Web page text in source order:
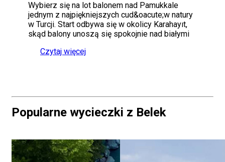
Wybierz się na lot balonem nad Pamukkale
jednym z najpiękniejszych cud&oacute;w natury
w Turcji. Start odbywa się w okolicy Karahayıt,
skąd balony unoszą się spokojnie nad białymi
Czytaj więcej
Popularne wycieczki z Belek